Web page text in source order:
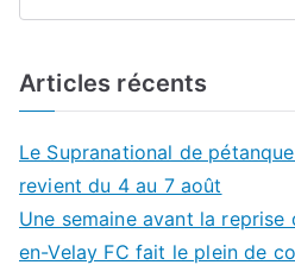
Articles récents
Le Supranational de
revient du 4 au 7 août
Une semaine avant la
en-Velay FC fait le plein de